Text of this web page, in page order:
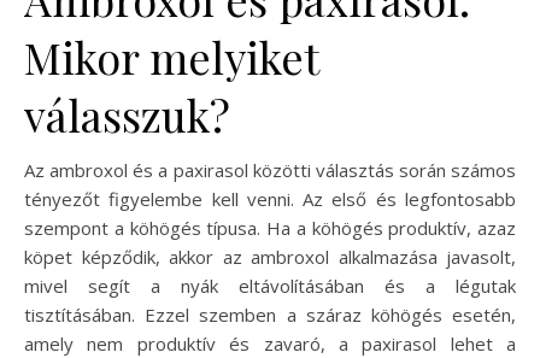
Mikor melyiket
válasszuk?
Az ambroxol és a paxirasol közötti választás során számos
tényezőt figyelembe kell venni. Az első és legfontosabb
szempont a köhögés típusa. Ha a köhögés produktív, azaz
köpet képződik, akkor az ambroxol alkalmazása javasolt,
mivel segít a nyák eltávolításában és a légutak
tisztításában. Ezzel szemben a száraz köhögés esetén,
amely nem produktív és zavaró, a paxirasol lehet a